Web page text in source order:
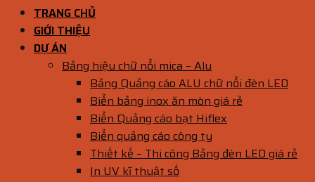
TRANG CHỦ
GIỚI THIỆU
DỰ ÁN
Bảng hiệu chữ nổi mica – Alu
Bảng Quảng cáo ALU chữ nổi đèn LED
Biển bảng inox ăn mòn giá rẻ
Biển Quảng cáo bạt Hiflex
Biển quảng cáo công ty
Thiết kế – Thi công Bảng đèn LED giá rẻ
In UV kĩ thuật số